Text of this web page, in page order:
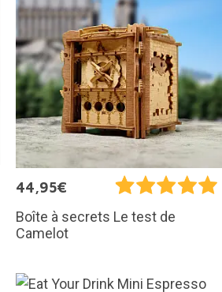
44,95€
Boîte à secrets Le test de
Camelot